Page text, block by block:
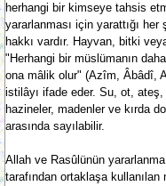
herhangi bir kimseye tahsis
yararlanması için yarattığı
hakkı vardır. Hayvan, bitki
"Herhangi bir müslümanın
ona mâlik olur" (Azîm, Âbâdî,
istilâyı ifade eder. Su, ot,
hazineler, madenler ve kırda
arasında sayılabilir.
Allah ve Rasûlünün
tarafından ortaklaşa